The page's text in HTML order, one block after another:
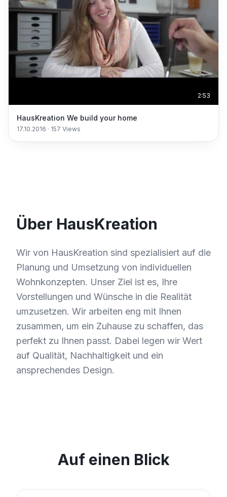
2:53
HausKreation We build your home
17.10.2016 · 157 Views
Über HausKreation
Wir von HausKreation sind spezialisiert auf die
Planung und Umsetzung von individuellen
Wohnkonzepten. Unser Ziel ist es, Ihre
Vorstellungen und Wünsche in die Realität
umzusetzen. Wir arbeiten eng mit Ihnen
zusammen, um ein Zuhause zu schaffen, das
perfekt zu Ihnen passt. Dabei legen wir Wert
auf Qualität, Nachhaltigkeit und ein
ansprechendes Design.
Auf einen Blick